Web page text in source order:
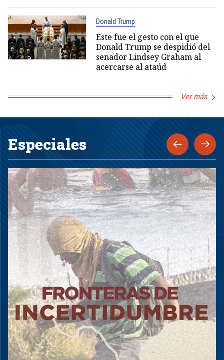
Donald Trump
Este fue el gesto con el que
Donald Trump se despidió del
senador Lindsey Graham al
acercarse al ataúd
Ver más
Especiales